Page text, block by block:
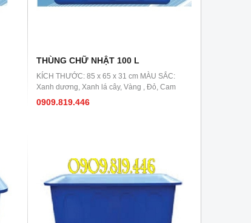
THÙNG CHỮ NHẬT 100 L
KÍCH THƯỚC: 85 x 65 x 31 cm MÀU SẮC:
Xanh dương, Xanh lá cây, Vàng , Đỏ, Cam
0909.819.446